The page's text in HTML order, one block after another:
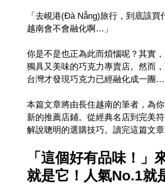
「去峴港(Đà Nẵng)旅行，到底該
越南會不會融化啊…」
你是不是也正為此而煩惱呢？其實
獨具又美味的巧克力專賣店。然而
台灣才發現巧克力已經融化成一團
本篇文章將由長住越南的筆者，為
新的推薦店鋪。從經典名店到完美
解說聰明的選購技巧。讀完這篇文
「這個好有品味！
就是它！人氣No.1就